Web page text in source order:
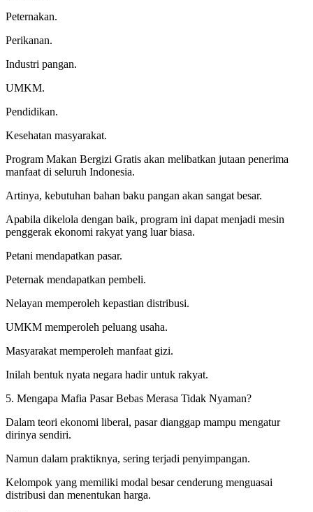
Peternakan.
Perikanan.
Industri pangan.
UMKM.
Pendidikan.
Kesehatan masyarakat.
Program Makan Bergizi Gratis akan melibatkan jutaan penerima
manfaat di seluruh Indonesia.
Artinya, kebutuhan bahan baku pangan akan sangat besar.
Apabila dikelola dengan baik, program ini dapat menjadi mesin
penggerak ekonomi rakyat yang luar biasa.
Petani mendapatkan pasar.
Peternak mendapatkan pembeli.
Nelayan memperoleh kepastian distribusi.
UMKM memperoleh peluang usaha.
Masyarakat memperoleh manfaat gizi.
Inilah bentuk nyata negara hadir untuk rakyat.
5. Mengapa Mafia Pasar Bebas Merasa Tidak Nyaman?
Dalam teori ekonomi liberal, pasar dianggap mampu mengatur
dirinya sendiri.
Namun dalam praktiknya, sering terjadi penyimpangan.
Kelompok yang memiliki modal besar cenderung menguasai
distribusi dan menentukan harga.